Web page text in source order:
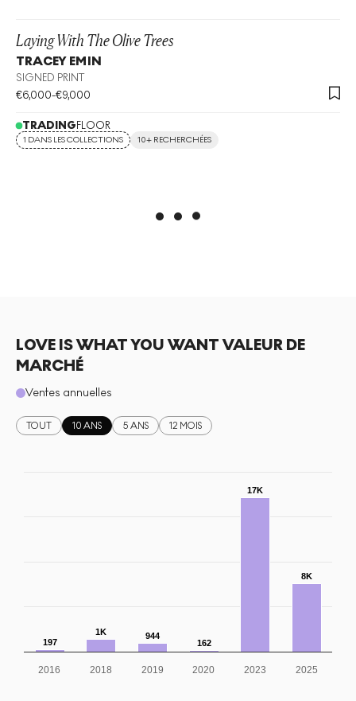
Laying With The Olive Trees
TRACEY EMIN
SIGNED PRINT
€6,000-€9,000
TRADINGFLOOR
1 DANS LES COLLECTIONS 10+ RECHERCHÉES
LOVE IS WHAT YOU WANT VALEUR DE
MARCHÉ
Ventes annuelles
TOUT 10 ANS 5 ANS 12 MOIS
197
1K 944
162
17K
8K
2016 2018 2019 2020 2023 2025